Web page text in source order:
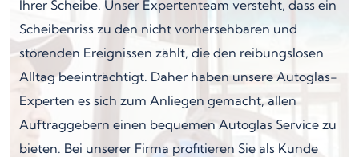
Ihrer Scheibe. Unser Expertenteam versteht, dass ein
Scheibenriss zu den nicht vorhersehbaren und
störenden Ereignissen zählt, die den reibungslosen
Alltag beeinträchtigt. Daher haben unsere Autoglas-
Experten es sich zum Anliegen gemacht, allen
Auftraggebern einen bequemen Autoglas Service zu
bieten. Bei unserer Firma profitieren Sie als Kunde